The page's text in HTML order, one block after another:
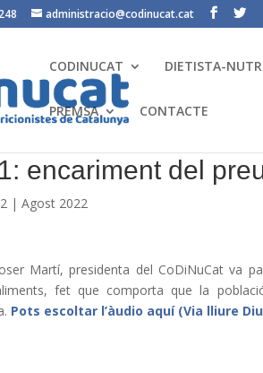
administracio@codinucat.cat
CODINUCAT DIETISTA-
PREMSA CONTACTE
encariment del
|Agost 2022
Martí, presidenta del CoDiNuCat va
fet que comporta que la
Pots escoltar l’àudio aquí (Via lliure